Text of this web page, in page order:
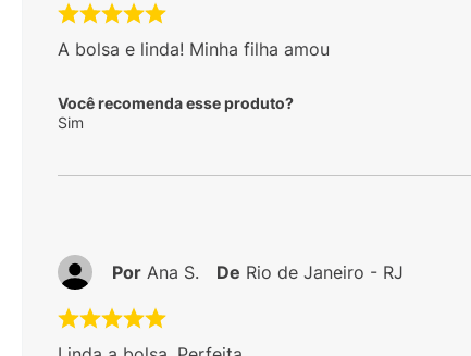
A bolsa e linda! Minha filha amou
Você recomenda esse produto?
Sim
Por Ana S. De Rio de Janeiro - RJ